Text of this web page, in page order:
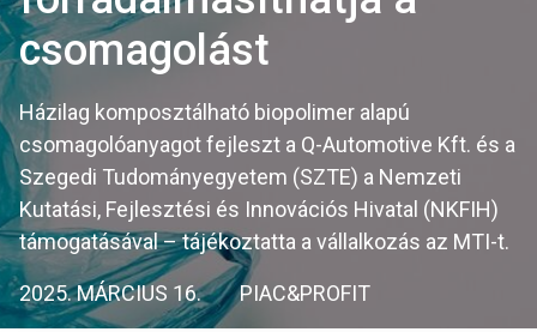
csomagolást
Házilag komposztálható biopolimer alapú
csomagolóanyagot fejleszt a Q-Automotive Kft. és a
Szegedi Tudományegyetem (SZTE) a Nemzeti
Kutatási, Fejlesztési és Innovációs Hivatal (NKFIH)
támogatásával – tájékoztatta a vállalkozás az MTI-t.
2025. MÁRCIUS 16. PIAC&PROFIT